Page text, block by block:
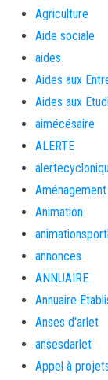
Agriculture
Aide sociale
aides
Aides aux
Aides aux
aimécésaire
ALERTE
Animation
annonces
ANNUAIRE
Annuaire
Anses d'arlet
ansesdarlet
Appel à